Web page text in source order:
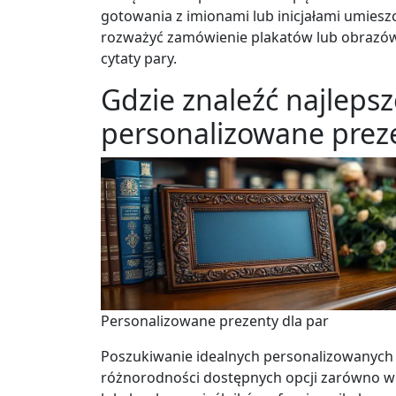
gotowania z imionami lub inicjałami
rozważyć zamówienie plakatów lub
cytaty pary.
Gdzie znaleźć
personalizowane
Personalizowane prezenty dla par
Poszukiwanie idealnych
różnorodności dostępnych opcji zarówno